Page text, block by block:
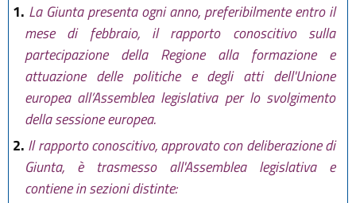
1. La Giunta presenta ogni anno, preferibilmente entro il
mese di febbraio, il rapporto conoscitivo sulla
partecipazione della Regione alla formazione e
attuazione delle politiche e degli atti dell'Unione
europea all’Assemblea legislativa per lo svolgimento
della sessione europea.
2. Il rapporto conoscitivo, approvato con deliberazione di
Giunta, è trasmesso all'Assemblea legislativa e
contiene in sezioni distinte: